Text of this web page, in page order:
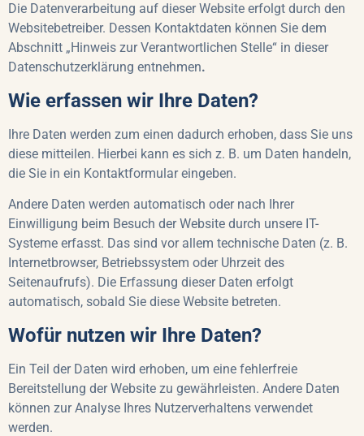
Die Datenverarbeitung auf dieser Website erfolgt durch den
Websitebetreiber. Dessen Kontaktdaten können Sie dem
Abschnitt „Hinweis zur Verantwortlichen Stelle“ in dieser
Datenschutzerklärung entnehmen.
Wie erfassen wir Ihre Daten?
Ihre Daten werden zum einen dadurch erhoben, dass Sie uns
diese mitteilen. Hierbei kann es sich z. B. um Daten handeln,
die Sie in ein Kontaktformular eingeben.
Andere Daten werden automatisch oder nach Ihrer
Einwilligung beim Besuch der Website durch unsere IT-
Systeme erfasst. Das sind vor allem technische Daten (z. B.
Internetbrowser, Betriebssystem oder Uhrzeit des
Seitenaufrufs). Die Erfassung dieser Daten erfolgt
automatisch, sobald Sie diese Website betreten.
Wofür nutzen wir Ihre Daten?
Ein Teil der Daten wird erhoben, um eine fehlerfreie
Bereitstellung der Website zu gewährleisten. Andere Daten
können zur Analyse Ihres Nutzerverhaltens verwendet
werden.